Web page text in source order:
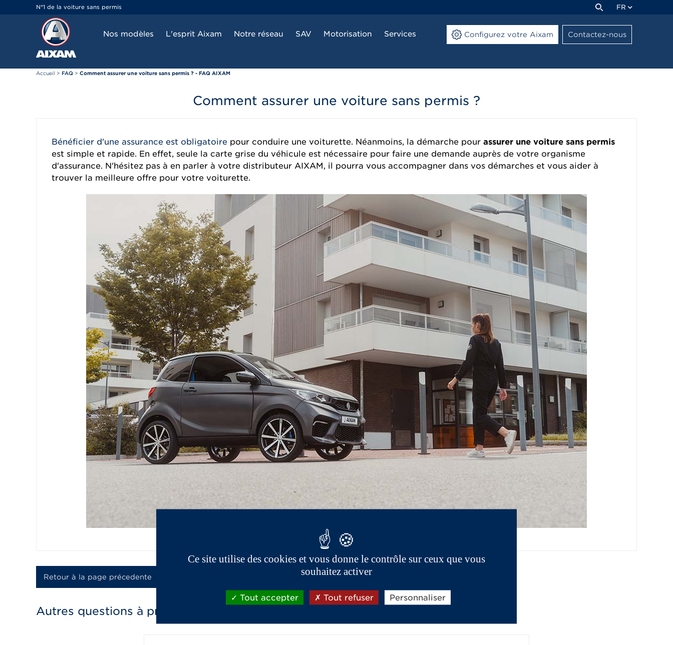
N°1 de la voiture sans permis FR
Nos modèles L'esprit Aixam Notre réseau SAV Motorisation Services Configurez votre Aixam Contactez-nous
Accueil > FAQ > Comment assurer une voiture sans permis ? - FAQ AIXAM
Comment assurer une voiture sans permis ?
Bénéficier d'une assurance est obligatoire pour conduire une voiturette. Néanmoins, la démarche pour assurer une voiture sans permis
est simple et rapide. En effet, seule la carte grise du véhicule est nécessaire pour faire une demande auprès de votre organisme
d'assurance. N'hésitez pas à en parler à votre distributeur AIXAM, il pourra vous accompagner dans vos démarches et vous aider à
trouver la meilleure offre pour votre voiturette.
Retour à la page précedente
Autres questions à propos des voitures sans permis
Panneau de gestion des cookies
Ce site utilise des cookies et vous donne le contrôle sur ceux que vous
souhaitez activer
Tout accepter Tout refuser Personnaliser